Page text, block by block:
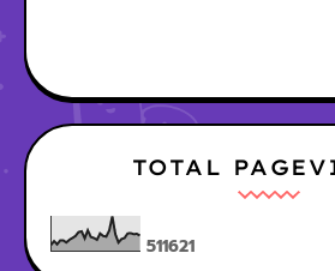
TOTAL
511621